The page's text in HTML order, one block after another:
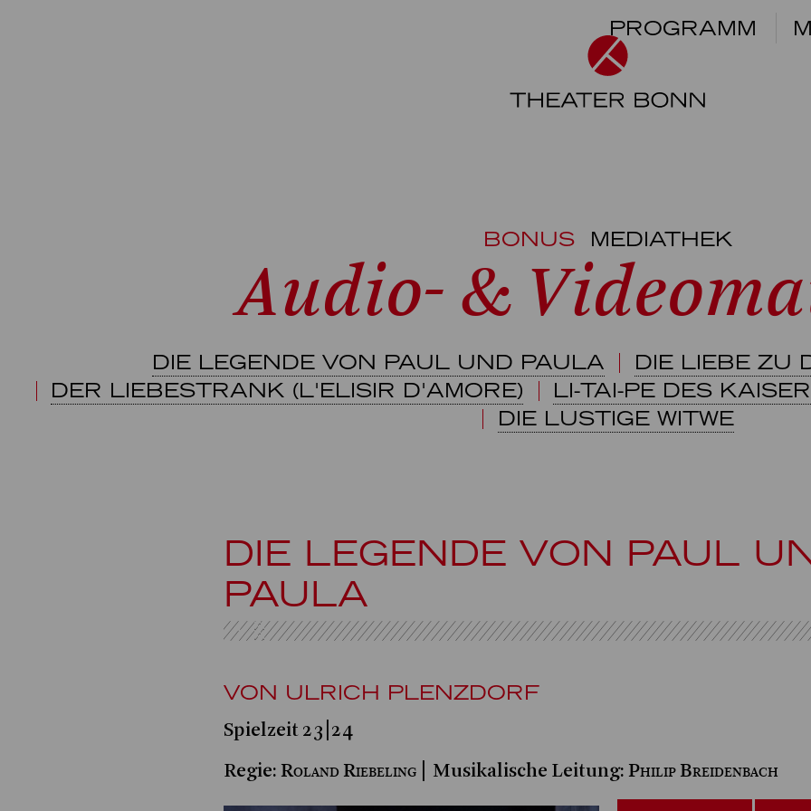
PROGRAMM
BONUS MEDIATHEK
Audio- &
DIE LEGENDE VON PAUL UND PAULA
DIE LIEBE ZU
DER LIEBESTRANK (L'ELISIR D'AMORE)
LI-TAI-PE DES
DIE LUSTIGE WITWE
DIE LEGENDE VON PAUL
PAULA
VON ULRICH PLENZDORF
Spielzeit 23|24
Regie:Roland Riebeling | Musikalische Leitung:Philip Breidenbach